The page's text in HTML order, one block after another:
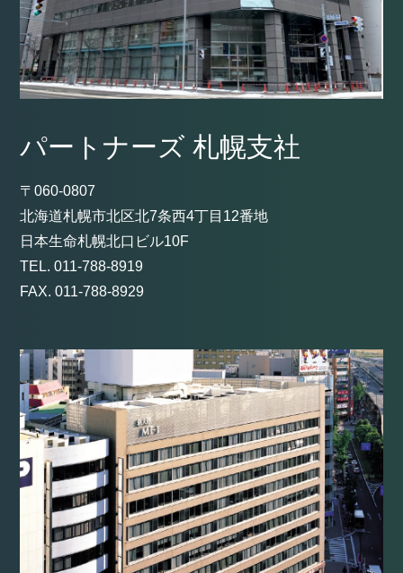
パートナーズ 札幌支社
〒060-0807
北海道札幌市北区北7条西4丁目12番地
日本生命札幌北口ビル10F
TEL. 011-788-8919
FAX. 011-788-8929